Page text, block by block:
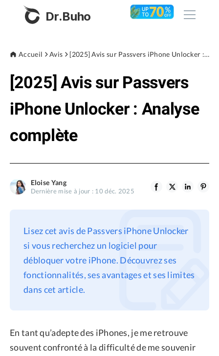
Dr.Buho
Produits
BuhoCleaner
BuhoRepair
BuhoLaunchpad
Boutique
Blog
Confidentialité
Politique de
remboursement
Accueil Avis [2025] Avis sur Passvers iPhone Unlocker : Analyse complète
[2025] Avis sur Passvers
iPhone Unlocker : Analyse
complète
Eloise Yang
Dernière mise à jour : 10 déc. 2025
Lisez cet avis de Passvers iPhone Unlocker
si vous recherchez un logiciel pour
débloquer votre iPhone. Découvrez ses
fonctionnalités, ses avantages et ses limites
dans cet article.
En tant qu’adepte des iPhones, je me retrouve
souvent confronté à la difficulté de me souvenir